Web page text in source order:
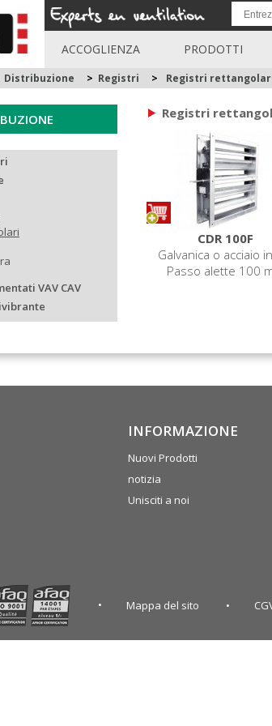
ACCOGLIENZA PRODOTTI
Distribuzione > Registri > Registri
VAV CAV
Registri
CDR 100F
Galvanica o acciaio
Passo alette 100
INFORMAZIONE
Nuovi Prodotti
notizia
Unisciti a noi
Mappa del sito